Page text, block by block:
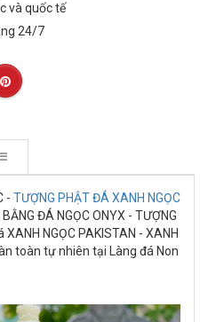
và quốc tế
24/7
- TƯỢNG PHẬT ĐÁ XANH NGỌC
ĐÁ NGỌC ONYX - TƯỢNG
NGỌC PAKISTAN - XANH
toàn tự nhiên tại Làng đá Non